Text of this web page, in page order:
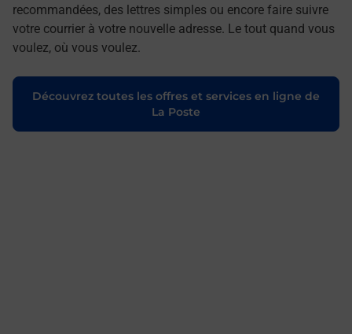
recommandées, des lettres simples ou encore faire suivre
votre courrier à votre nouvelle adresse. Le tout quand vous
voulez, où vous voulez.
Découvrez toutes les offres et services en ligne de
La Poste